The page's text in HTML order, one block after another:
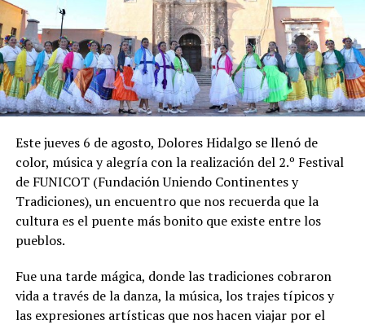
Este jueves 6 de agosto, Dolores Hidalgo se llenó de
color, música y alegría con la realización del 2.º Festival
de FUNICOT (Fundación Uniendo Continentes y
Tradiciones), un encuentro que nos recuerda que la
cultura es el puente más bonito que existe entre los
pueblos.
Fue una tarde mágica, donde las tradiciones cobraron
vida a través de la danza, la música, los trajes típicos y
las expresiones artísticas que nos hacen viajar por el